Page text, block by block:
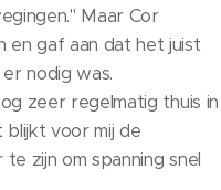
Maar Cor
en gaf aan dat het juist
nodig was.
zeer regelmatig thuis in
voor mij de
zijn om spanning snel